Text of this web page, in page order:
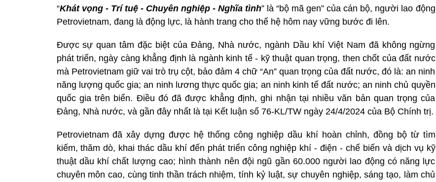
“Khát vọng - Trí tuệ - Chuyên nghiệp - Nghĩa tình” là “bộ mã gen” của cán bộ, người lao động
Petrovietnam, đang là động lực, là hành trang cho thế hệ hôm nay vững bước đi lên.
Được sự quan tâm đặc biệt của Đảng, Nhà nước, ngành Dầu khí Việt Nam đã không ngừng
phát triển, ngày càng khẳng định là ngành kinh tế - kỹ thuật quan trọng, then chốt của đất nước
mà Petrovietnam giữ vai trò trụ cột, bảo đảm 4 chữ “An” quan trọng của đất nước, đó là: an ninh
năng lượng quốc gia; an ninh lương thực quốc gia; an ninh kinh tế đất nước; an ninh chủ quyền
quốc gia trên biển. Điều đó đã được khẳng định, ghi nhận tại nhiều văn bản quan trọng của
Đảng, Nhà nước, và gần đây nhất là tại Kết luận số 76-KL/TW ngày 24/4/2024 của Bộ Chính trị.
Petrovietnam đã xây dựng được hệ thống công nghiệp dầu khí hoàn chỉnh, đồng bộ từ tìm
kiếm, thăm dò, khai thác dầu khí đến phát triển công nghiệp khí - điện - chế biến và dịch vụ kỹ
thuật dầu khí chất lượng cao; hình thành nên đội ngũ gần 60.000 người lao động có năng lực
chuyên môn cao, cùng tinh thần trách nhiệm, tính kỷ luật, sự chuyên nghiệp, sáng tạo, làm chủ